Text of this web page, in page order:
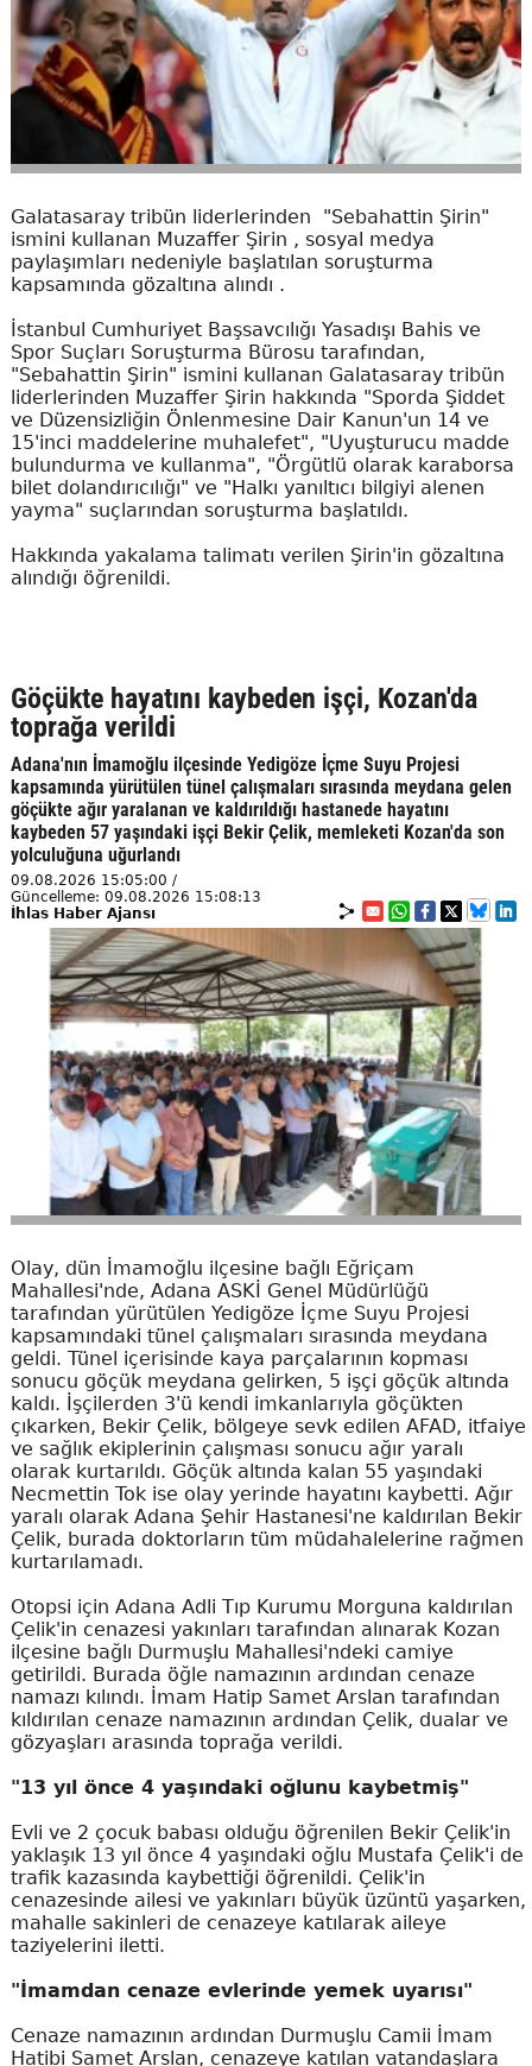
Galatasaray tribün liderlerinden "Sebahattin Şirin"
ismini kullanan Muzaffer Şirin , sosyal medya
paylaşımları nedeniyle başlatılan soruşturma
kapsamında gözaltına alındı .
İstanbul Cumhuriyet Başsavcılığı Yasadışı Bahis ve
Spor Suçları Soruşturma Bürosu tarafından,
"Sebahattin Şirin" ismini kullanan Galatasaray tribün
liderlerinden Muzaffer Şirin hakkında "Sporda Şiddet
ve Düzensizliğin Önlenmesine Dair Kanun'un 14 ve
15'inci maddelerine muhalefet", "Uyuşturucu madde
bulundurma ve kullanma", "Örgütlü olarak karaborsa
bilet dolandırıcılığı" ve "Halkı yanıltıcı bilgiyi alenen
yayma" suçlarından soruşturma başlatıldı.
Hakkında yakalama talimatı verilen Şirin'in gözaltına
alındığı öğrenildi.
Göçükte hayatını kaybeden işçi, Kozan'da
toprağa verildi
Adana'nın İmamoğlu ilçesinde Yedigöze İçme Suyu Projesi
kapsamında yürütülen tünel çalışmaları sırasında meydana gelen
göçükte ağır yaralanan ve kaldırıldığı hastanede hayatını
kaybeden 57 yaşındaki işçi Bekir Çelik, memleketi Kozan'da son
yolculuğuna uğurlandı
09.08.2026 15:05:00 /
Güncelleme: 09.08.2026 15:08:13
İhlas Haber Ajansı
Olay, dün İmamoğlu ilçesine bağlı Eğriçam
Mahallesi'nde, Adana ASKİ Genel Müdürlüğü
tarafından yürütülen Yedigöze İçme Suyu Projesi
kapsamındaki tünel çalışmaları sırasında meydana
geldi. Tünel içerisinde kaya parçalarının kopması
sonucu göçük meydana gelirken, 5 işçi göçük altında
kaldı. İşçilerden 3'ü kendi imkanlarıyla göçükten
çıkarken, Bekir Çelik, bölgeye sevk edilen AFAD, itfaiye
ve sağlık ekiplerinin çalışması sonucu ağır yaralı
olarak kurtarıldı. Göçük altında kalan 55 yaşındaki
Necmettin Tok ise olay yerinde hayatını kaybetti. Ağır
yaralı olarak Adana Şehir Hastanesi'ne kaldırılan Bekir
Çelik, burada doktorların tüm müdahalelerine rağmen
kurtarılamadı.
Otopsi için Adana Adli Tıp Kurumu Morguna kaldırılan
Çelik'in cenazesi yakınları tarafından alınarak Kozan
ilçesine bağlı Durmuşlu Mahallesi'ndeki camiye
getirildi. Burada öğle namazının ardından cenaze
namazı kılındı. İmam Hatip Samet Arslan tarafından
kıldırılan cenaze namazının ardından Çelik, dualar ve
gözyaşları arasında toprağa verildi.
"13 yıl önce 4 yaşındaki oğlunu kaybetmiş"
Evli ve 2 çocuk babası olduğu öğrenilen Bekir Çelik'in
yaklaşık 13 yıl önce 4 yaşındaki oğlu Mustafa Çelik'i de
trafik kazasında kaybettiği öğrenildi. Çelik'in
cenazesinde ailesi ve yakınları büyük üzüntü yaşarken,
mahalle sakinleri de cenazeye katılarak aileye
taziyelerini iletti.
"İmamdan cenaze evlerinde yemek uyarısı"
Cenaze namazının ardından Durmuşlu Camii İmam
Hatibi Samet Arslan, cenazeye katılan vatandaşlara